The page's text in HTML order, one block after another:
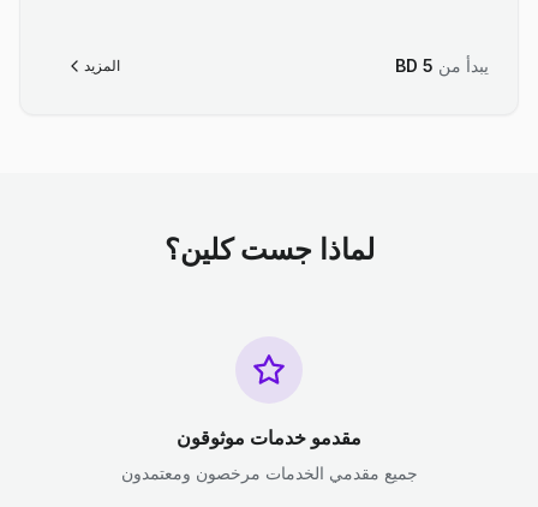
يبدأ من BD 5 المزيد
لماذا جست كلين؟
مقدمو خدمات موثوقون
جميع مقدمي الخدمات مرخصون ومعتمدون